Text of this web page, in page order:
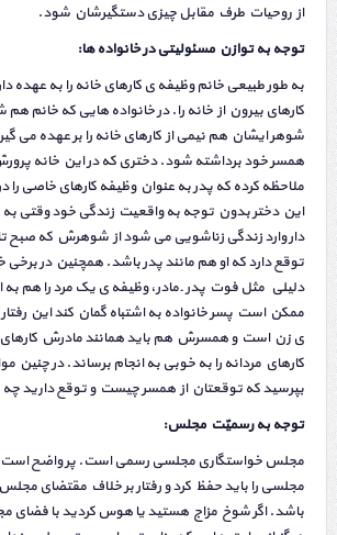
از روحیات طرف مقابل چیزی دستگیرشان شود.
توجه به توازن مسئولیتی در خانواده ها:
به طور طبیعی خانم وظیفه ی کارهای خانه را به عهده
کارهای بیرون از خانه را. در خانواده هایی که خانم
شوهر ایشان هم نیمی از کارهای خانه را بر عهده می
همسر خود برداشته شود. دختری که در این خانه
ملاحظه کرده که پدر به عنوان وظیفه کارهای خاصی را
این دختر بدون توجه به واقعیت زندگی خود وقتی به
دار وارد زندگی زناشویی می شود از شوهرش که صبح
توقع دارد که او هم مانند پدر باشد. همچنین در برخی
دلیلی مثل فوت پدر ـ مادر، وظیفه ی یک مرد را هم به
ممکن است پسر خانواده به اشتباه گمان کند این رفتار
ی زن است و همسرش هم باید همانند مادرش کارهای
کارهای مردانه را به خوبی به انجام برساند. در چنین
بپرسید که توقعتان از همسر چیست و توقع دارید چه
توجه به رسمیّت مجلس:
مجلس خواستگاری مجلسی رسمی است. پر واضح
مجلسی را باید حفظ کرد و رفتار بر خلاف مقتضای
باشد. اگر شوخ مزاج هستید یا هوس کردید با فضای